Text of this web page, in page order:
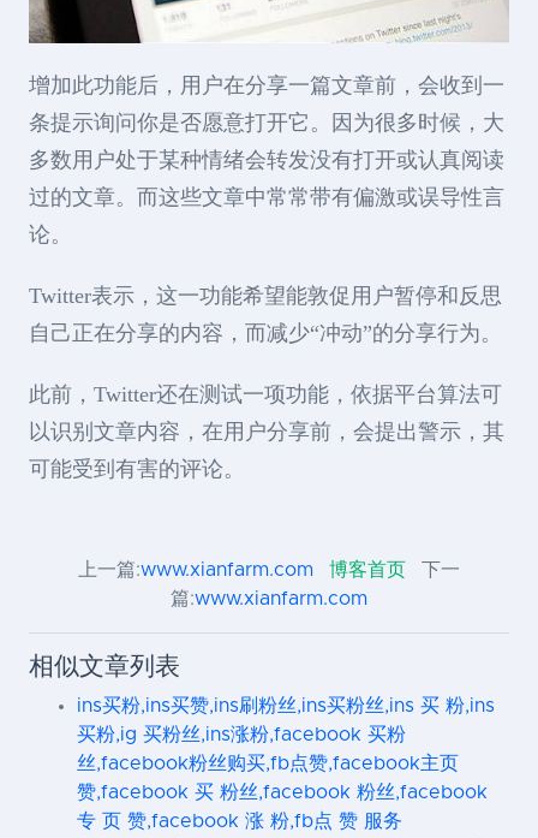
增加此功能后，用户在分享一篇文章前，会收到一
条提示询问你是否愿意打开它。因为很多时候，大
多数用户处于某种情绪会转发没有打开或认真阅读
过的文章。而这些文章中常常带有偏激或误导性言
论。
Twitter表示，这一功能希望能敦促用户暂停和反思
自己正在分享的内容，而减少“冲动”的分享行为。
此前，Twitter还在测试一项功能，依据平台算法可
以识别文章内容，在用户分享前，会提出警示，其
可能受到有害的评论。
上一篇:www.xianfarm.com 博客首页
下一
篇:www.xianfarm.com
相似文章列表
ins买粉,ins买赞,ins刷粉丝,ins买粉丝,ins 买 粉,ins
买粉,ig 买粉丝,ins涨粉,facebook 买粉
丝,facebook粉丝购买,fb点赞,facebook主页
赞,facebook 买 粉丝,facebook 粉丝,facebook
专 页 赞,facebook 涨 粉,fb点 赞 服务